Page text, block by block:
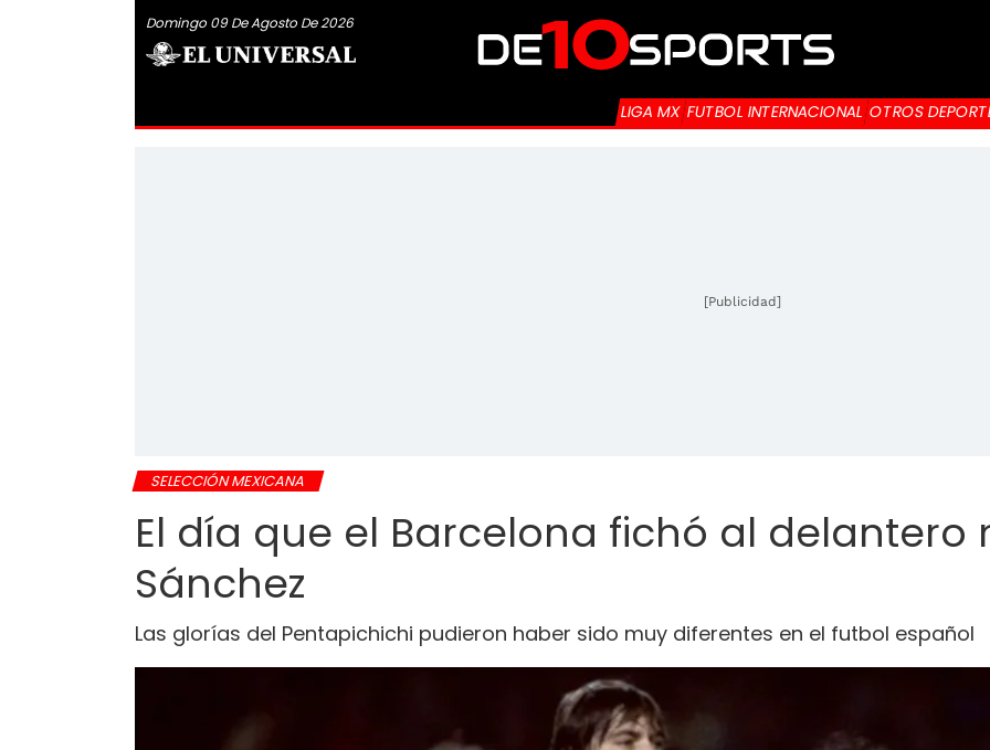
Domingo 09 De Agosto De 2026
LIGA MX FUTBOL INTERNACIONAL OTROS
[Publicidad]
SELECCIÓN MEXICANA
El día que el Barcelona fichó al delantero
Sánchez
Las glorías del Pentapichichi pudieron haber sido muy diferentes en el futbol español